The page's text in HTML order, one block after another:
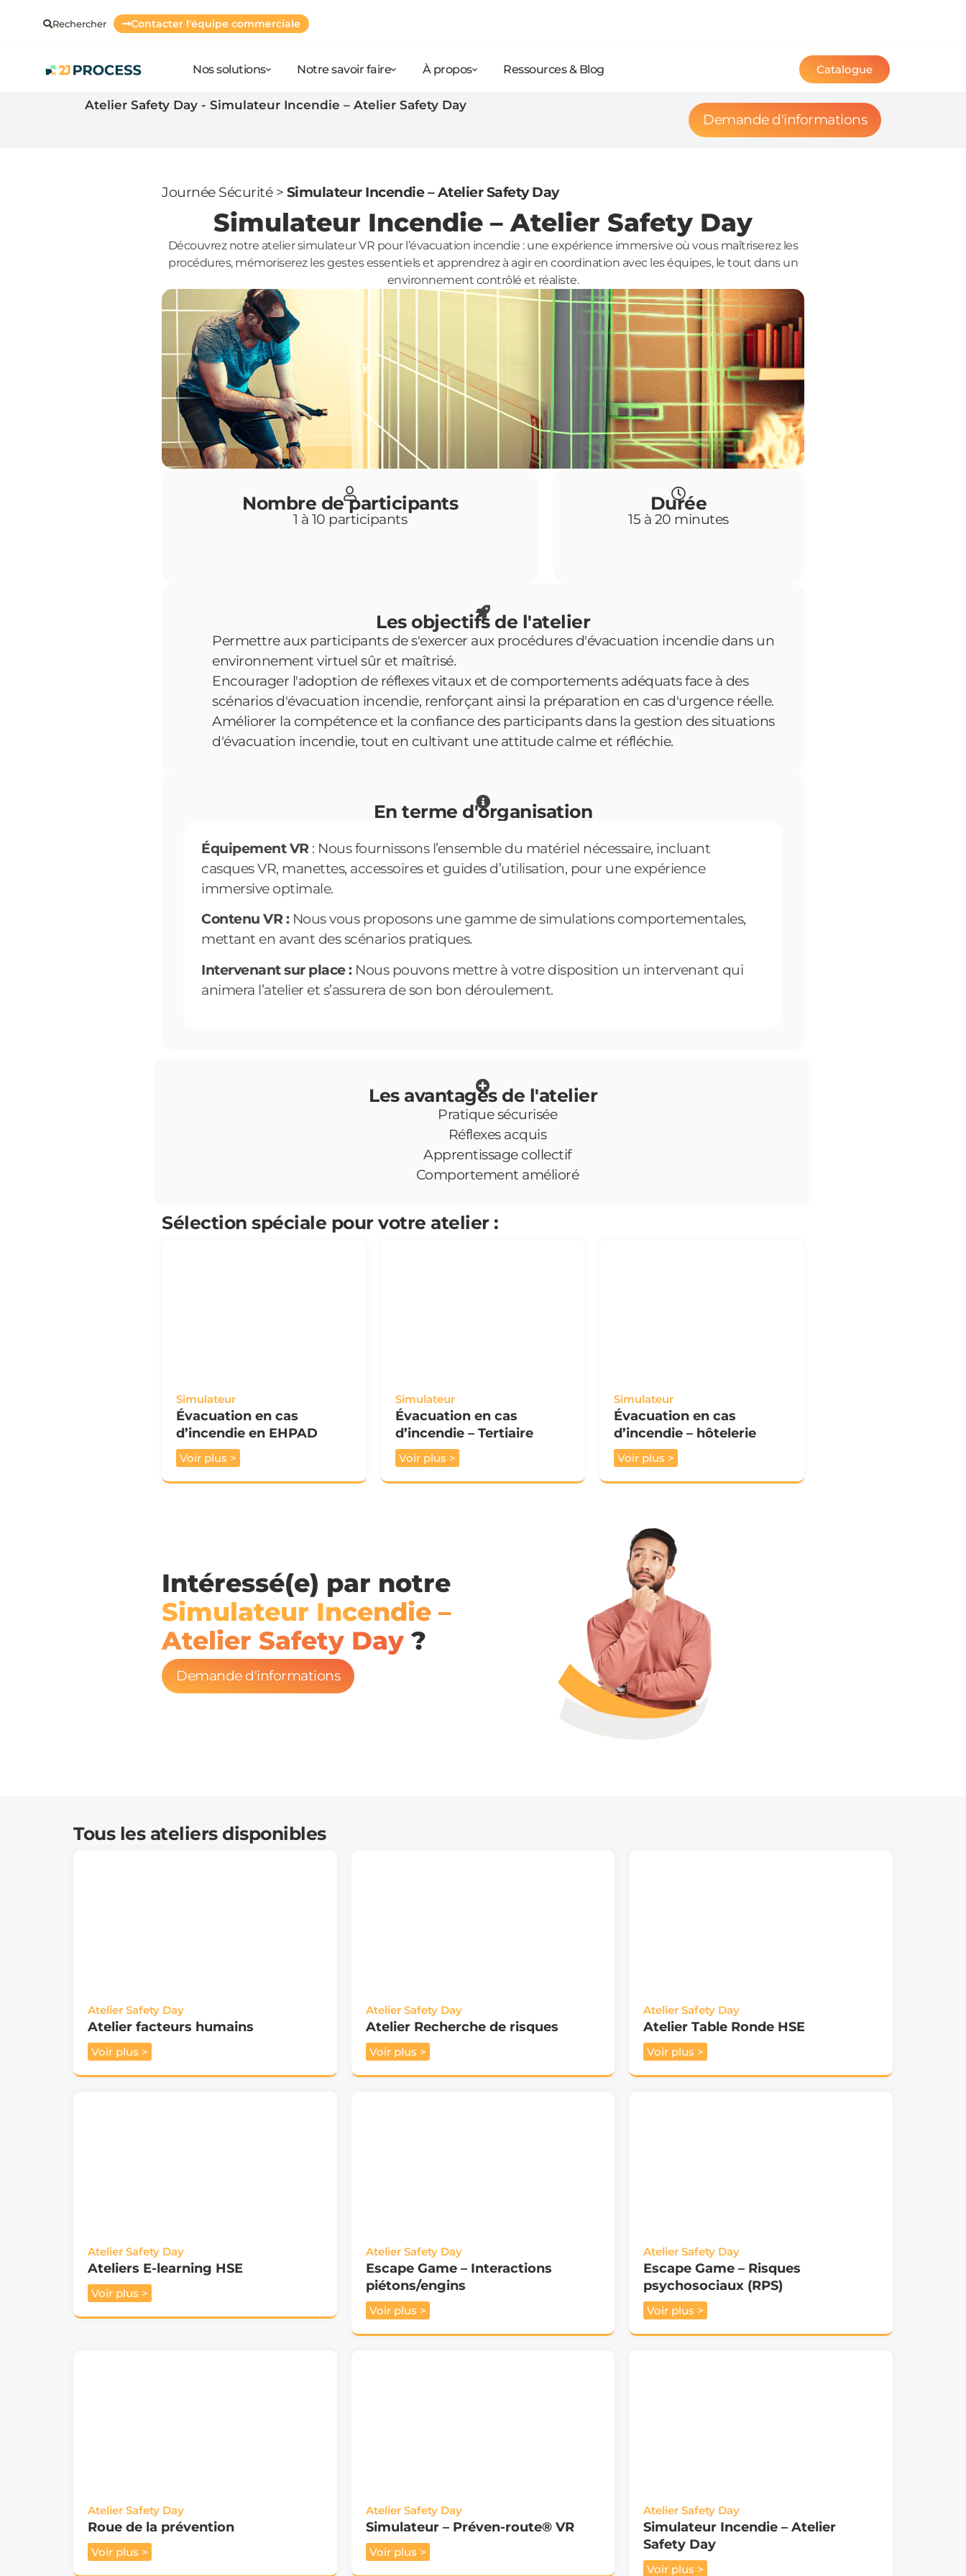
Rechercher Contacter l'équipe commerciale
Nos solutions Notre savoir faire À propos Ressources & Blog Catalogue
Atelier Safety Day - Simulateur Incendie – Atelier Safety Day
Demande d'informations
Journée Sécurité> Simulateur Incendie – Atelier Safety Day
Simulateur Incendie – Atelier Safety Day
Découvrez notre atelier simulateur VR pour l’évacuation incendie : une expérience immersive où vous maîtriserez les
procédures, mémoriserez les gestes essentiels et apprendrez à agir en coordination avec les équipes, le tout dans un
environnement contrôlé et réaliste.
Nombre de participants
1 à 10 participants
Durée
15 à 20 minutes
Les objectifs de l'atelier
Permettre aux participants de s'exercer aux procédures d'évacuation incendie dans un
environnement virtuel sûr et maîtrisé.
Encourager l'adoption de réflexes vitaux et de comportements adéquats face à des
scénarios d'évacuation incendie, renforçant ainsi la préparation en cas d'urgence réelle.
Améliorer la compétence et la confiance des participants dans la gestion des situations
d'évacuation incendie, tout en cultivant une attitude calme et réfléchie.
En terme d'organisation
Équipement VR : Nous fournissons l’ensemble du matériel nécessaire, incluant
casques VR, manettes, accessoires et guides d’utilisation, pour une expérience
immersive optimale.
Contenu VR : Nous vous proposons une gamme de simulations comportementales,
mettant en avant des scénarios pratiques.
Intervenant sur place :Nous pouvons mettre à votre disposition un intervenant qui
animera l’atelier et s’assurera de son bon déroulement.
Les avantages de l'atelier
Pratique sécurisée
Réflexes acquis
Apprentissage collectif
Comportement amélioré
Sélection spéciale pour votre atelier :
Simulateur
Évacuation en cas
d’incendie en EHPAD
Voir plus >
Simulateur
Évacuation en cas
d’incendie – Tertiaire
Voir plus >
Simulateur
Évacuation en cas
d’incendie – hôtelerie
Voir plus >
Intéressé(e) par notre
Simulateur Incendie –
Atelier Safety Day ?
Demande d'informations
Tous les ateliers disponibles
Atelier Safety Day
Atelier facteurs humains
Voir plus >
Atelier Safety Day
Atelier Recherche de risques
Voir plus >
Atelier Safety Day
Atelier Table Ronde HSE
Voir plus >
Atelier Safety Day
Ateliers E-learning HSE
Voir plus >
Atelier Safety Day
Escape Game – Interactions
piétons/engins
Voir plus >
Atelier Safety Day
Escape Game – Risques
psychosociaux (RPS)
Voir plus >
Atelier Safety Day
Roue de la prévention
Voir plus >
Atelier Safety Day
Simulateur – Préven-route® VR
Voir plus >
Atelier Safety Day
Simulateur Incendie – Atelier
Safety Day
Voir plus >